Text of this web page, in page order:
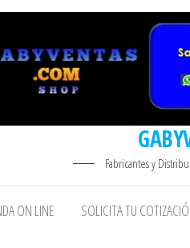
Fabricantes y
ON LINE SOLICITA TU